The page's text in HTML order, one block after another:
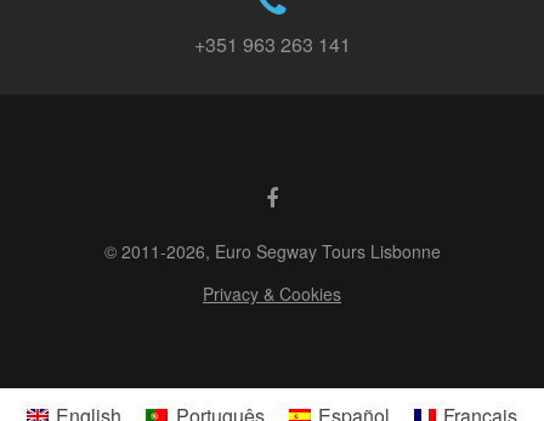
+351 963 263 141
© 2011-2026, Euro Segway Tours Lisbonne
Privacy & Cookies